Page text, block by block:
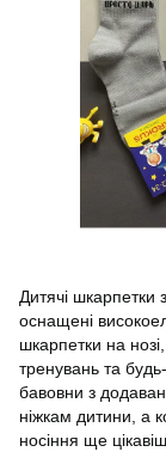
Дитячі шкарпетки
оснащені
шкарпетки на
тренувань та будь-
бавовни з
ніжкам дитини, а
носіння ще